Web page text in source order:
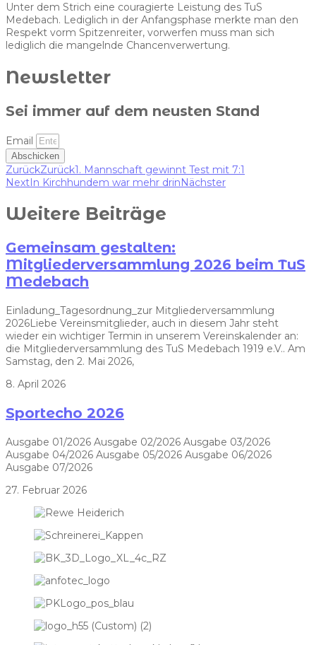
Unter dem Strich eine couragierte Leistung des TuS
Medebach. Lediglich in der Anfangsphase merkte man den
Respekt vorm Spitzenreiter, vorwerfen muss man sich
lediglich die mangelnde Chancenverwertung.
Newsletter
Sei immer auf dem neusten Stand
Email
Abschicken
ZurückZurück1. Mannschaft gewinnt Test mit 7:1
NextIn Kirchhundem war mehr drinNächster
Weitere Beiträge
Gemeinsam gestalten:
Mitgliederversammlung 2026 beim TuS
Medebach
Einladung_Tagesordnung_zur Mitgliederversammlung
2026Liebe Vereinsmitglieder, auch in diesem Jahr steht
wieder ein wichtiger Termin in unserem Vereinskalender an:
die Mitgliederversammlung des TuS Medebach 1919 e.V.. Am
Samstag, den 2. Mai 2026,
8. April 2026
Sportecho 2026
Ausgabe 01/2026 Ausgabe 02/2026 Ausgabe 03/2026
Ausgabe 04/2026 Ausgabe 05/2026 Ausgabe 06/2026
Ausgabe 07/2026
27. Februar 2026